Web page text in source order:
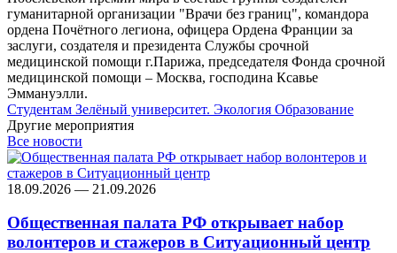
гуманитарной организации "Врачи без границ", командора
ордена Почётного легиона, офицера Ордена Франции за
заслуги, создателя и президента Службы срочной
медицинской помощи г.Парижа, председателя Фонда срочной
медицинской помощи – Москва, господина Ксавье
Эммануэлли.
Студентам Зелёный университет. Экология Образование
Другие мероприятия
Все новости
18.09.2026 — 21.09.2026
Общественная палата РФ открывает набор
волонтеров и стажеров в Ситуационный центр